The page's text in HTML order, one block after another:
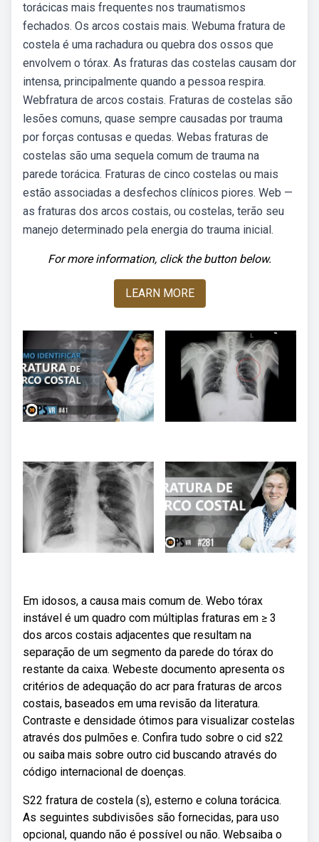
torácicas mais frequentes nos traumatismos
fechados. Os arcos costais mais. Webuma fratura de
costela é uma rachadura ou quebra dos ossos que
envolvem o tórax. As fraturas das costelas causam dor
intensa, principalmente quando a pessoa respira.
Webfratura de arcos costais. Fraturas de costelas são
lesões comuns, quase sempre causadas por trauma
por forças contusas e quedas. Webas fraturas de
costelas são uma sequela comum de trauma na
parede torácica. Fraturas de cinco costelas ou mais
estão associadas a desfechos clínicos piores. Web —
as fraturas dos arcos costais, ou costelas, terão seu
manejo determinado pela energia do trauma inicial.
For more information, click the button below.
LEARN MORE
Em idosos, a causa mais comum de. Webo tórax
instável é um quadro com múltiplas fraturas em ≥ 3
dos arcos costais adjacentes que resultam na
separação de um segmento da parede do tórax do
restante da caixa. Webeste documento apresenta os
critérios de adequação do acr para fraturas de arcos
costais, baseados em uma revisão da literatura.
Contraste e densidade ótimos para visualizar costelas
através dos pulmões e. Confira tudo sobre o cid s22
ou saiba mais sobre outro cid buscando através do
código internacional de doenças.
S22 fratura de costela (s), esterno e coluna torácica.
As seguintes subdivisões são fornecidas, para uso
opcional, quando não é possível ou não. Websaiba o